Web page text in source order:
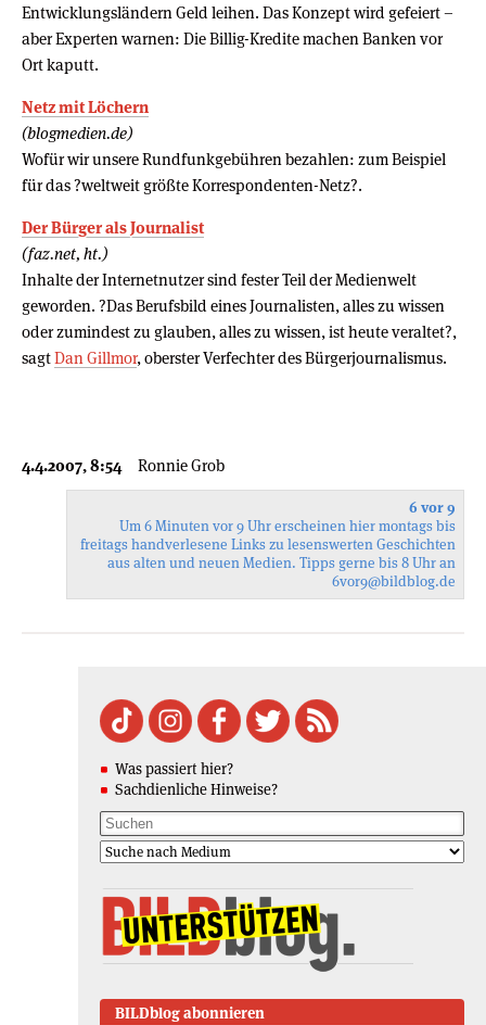
Entwicklungsländern Geld leihen. Das Konzept wird gefeiert –
aber Experten warnen: Die Billig-Kredite machen Banken vor
Ort kaputt.
Netz mit Löchern
(blogmedien.de)
Wofür wir unsere Rundfunkgebühren bezahlen: zum Beispiel
für das ?weltweit größte Korrespondenten-Netz?.
Der Bürger als Journalist
(faz.net, ht.)
Inhalte der Internetnutzer sind fester Teil der Medienwelt
geworden. ?Das Berufsbild eines Journalisten, alles zu wissen
oder zumindest zu glauben, alles zu wissen, ist heute veraltet?,
sagtDan Gillmor, oberster Verfechter des Bürgerjournalismus.
4.4.2007, 8:54 Ronnie Grob
6 vor 9
Um 6 Minuten vor 9 Uhr erscheinen hier montags bis
freitags handverlesene Links zu lesenswerten Geschichten
aus alten und neuen Medien. Tipps gerne bis 8 Uhr an
6vor9@bildblog.de
Was passiert hier?
Sachdienliche Hinweise?
BILDblog abonnieren